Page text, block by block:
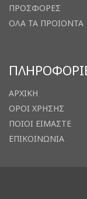
ΠΡΟΣΦΟΡΕΣ
ΟΛΑ ΤΑ ΠΡΟΙΟΝΤΑ
ΑΡΧΙΚΗ
ΟΡΟΙ ΧΡΗΣΗΣ
ΠΟΙΟΙ ΕΙΜΑΣΤΕ
ΕΠΙΚΟΙΝΩΝΙΑ